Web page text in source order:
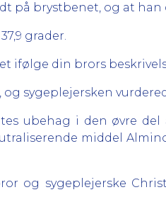
på brystbenet, og at
grader.
ifølge din brors
sygeplejersken
ubehag i den øvre
middel
og sygeplejerske